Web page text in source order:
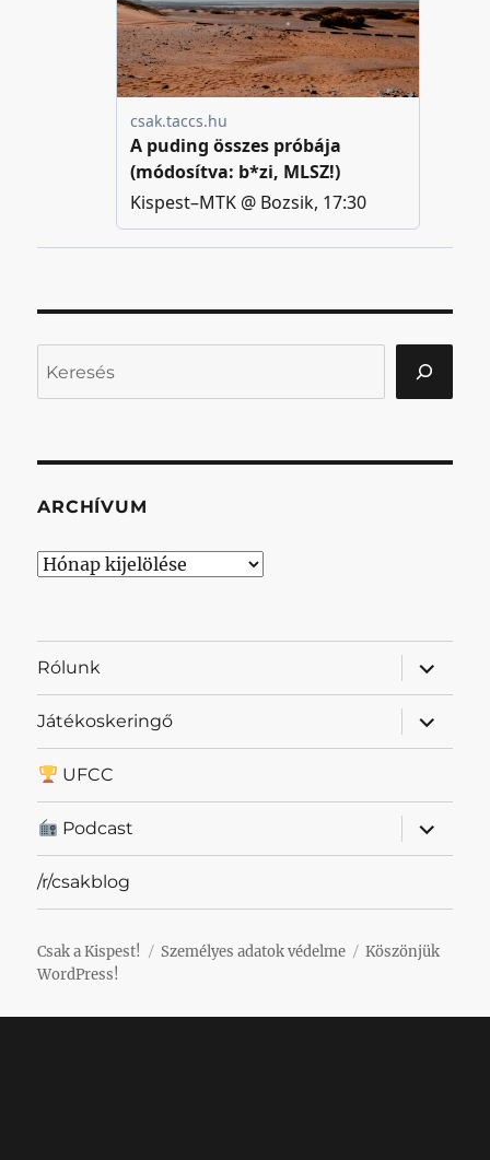
ARCHÍVUM
Archívum
Rólunk
almenü
Játékoskeringő
almenü
UFCC
Podcast
almenü
/r/csakblog
Csak a Kispest! Személyes adatok védelme
Köszönjük
WordPress!